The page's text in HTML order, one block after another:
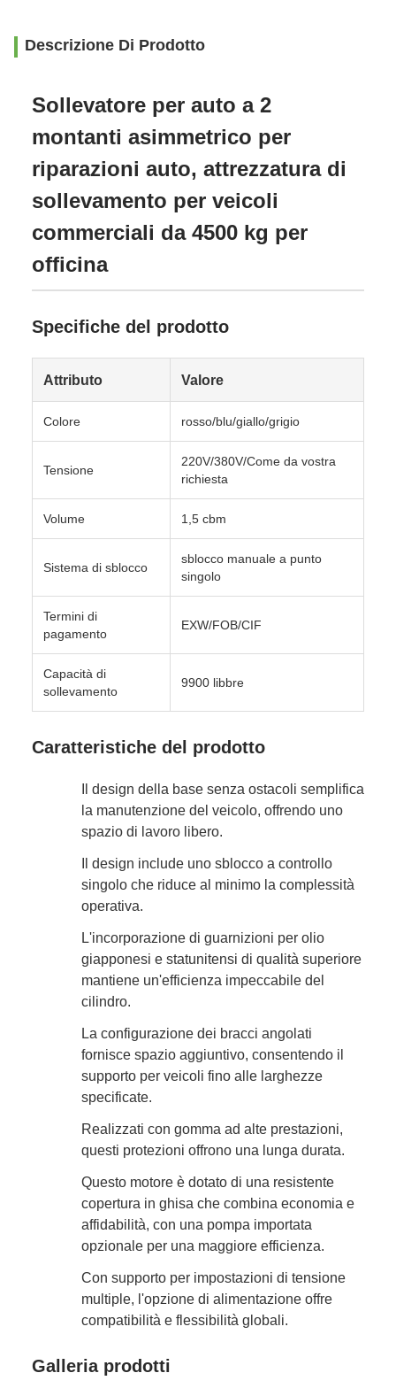
Descrizione Di Prodotto
Sollevatore per auto a 2
montanti asimmetrico per
riparazioni auto, attrezzatura di
sollevamento per veicoli
commerciali da 4500 kg per
officina
Specifiche del prodotto
Attributo Valore
Colore rosso/blu/giallo/grigio
Tensione
220V/380V/Come da vostra
richiesta
Volume 1,5 cbm
Sistema di sblocco
sblocco manuale a punto
singolo
Termini di
pagamento
EXW/FOB/CIF
Capacità di
sollevamento
9900 libbre
Caratteristiche del prodotto
Il design della base senza ostacoli semplifica
la manutenzione del veicolo, offrendo uno
spazio di lavoro libero.
Il design include uno sblocco a controllo
singolo che riduce al minimo la complessità
operativa.
L'incorporazione di guarnizioni per olio
giapponesi e statunitensi di qualità superiore
mantiene un'efficienza impeccabile del
cilindro.
La configurazione dei bracci angolati
fornisce spazio aggiuntivo, consentendo il
supporto per veicoli fino alle larghezze
specificate.
Realizzati con gomma ad alte prestazioni,
questi protezioni offrono una lunga durata.
Questo motore è dotato di una resistente
copertura in ghisa che combina economia e
affidabilità, con una pompa importata
opzionale per una maggiore efficienza.
Con supporto per impostazioni di tensione
multiple, l'opzione di alimentazione offre
compatibilità e flessibilità globali.
Galleria prodotti